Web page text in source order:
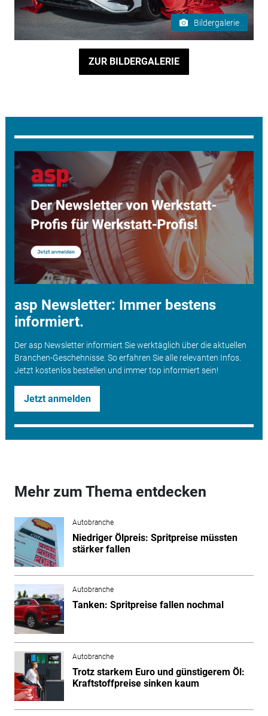
Bildergalerie
ZUR BILDERGALERIE
asp Newsletter: Immer bestens
informiert.
Der asp Newsletter informiert Sie werktäglich über die aktuellen
Branchen-Geschehnisse. So erfahren Sie alle relevanten Infos.
Jetzt kostenlos bestellen und immer top informiert sein!
Jetzt anmelden
Mehr zum Thema entdecken
Autobranche
Niedriger Ölpreis: Spritpreise müssten
stärker fallen
Autobranche
Tanken: Spritpreise fallen nochmal
Autobranche
Trotz starkem Euro und günstigerem Öl:
Kraftstoffpreise sinken kaum